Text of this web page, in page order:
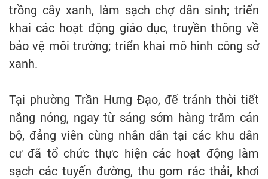
trồng cây xanh, làm sạch chợ dân sinh; triển
khai các hoạt động giáo dục, truyền thông về
bảo vệ môi trường; triển khai mô hình công sở
xanh.
Tại phường Trần Hưng Đạo, để tránh thời tiết
nắng nóng, ngay từ sáng sớm hàng trăm cán
bộ, đảng viên cùng nhân dân tại các khu dân
cư đã tổ chức thực hiện các hoạt động làm
sạch các tuyến đường, thu gom rác thải, khơi